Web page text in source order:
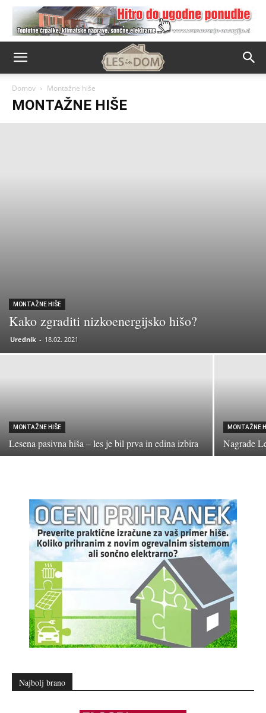
Domov Montažne hiše
MONTAŽNE HIŠE
MONTAŽNE HIŠE
Kako zgraditi nizkoenergijsko hišo?
Urednik - 18.02. 2021
MONTAŽNE HIŠE
Lesena pasivna hiša – les je bil prva in edina izbira
MONTAŽNE
Nagrade
Najbolj brano